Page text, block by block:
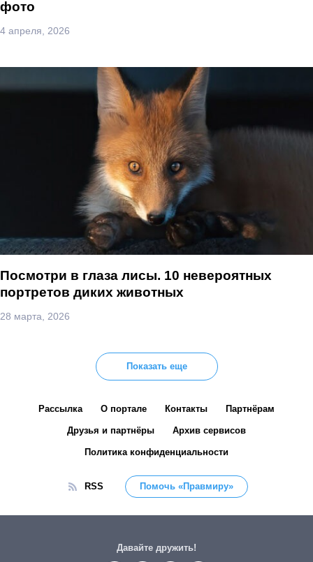
фото
4 апреля, 2026
Посмотри в глаза лисы. 10 невероятных
портретов диких животных
28 марта, 2026
Показать еще
Рассылка О портале Контакты Партнёрам
Друзья и партнёры Архив сервисов
Политика конфиденциальности
RSS Помочь «Правмиру»
Давайте дружить!